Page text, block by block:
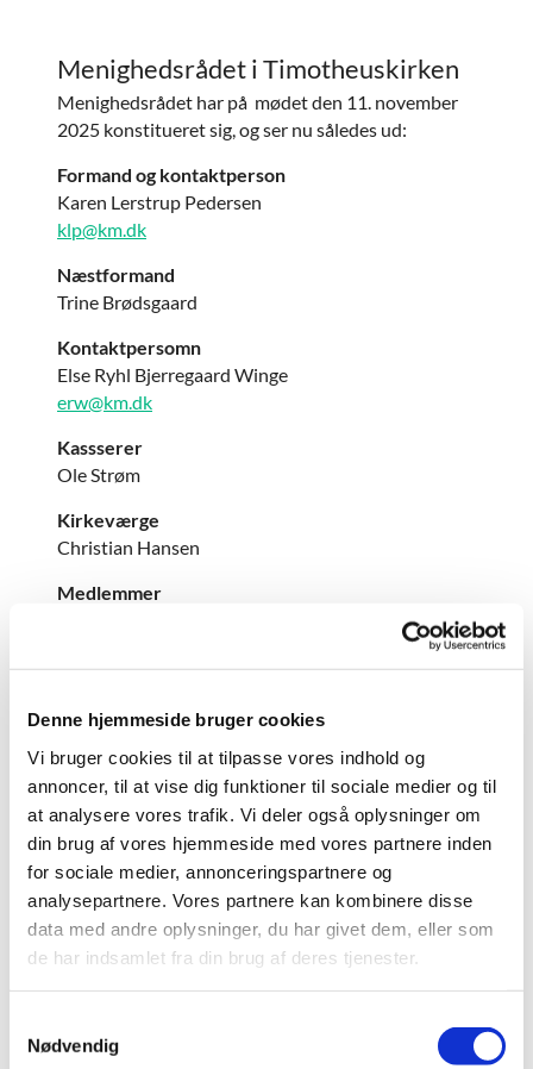
Denne hjemmeside bruger cookies
Vi bruger cookies til at tilpasse vores indhold og
annoncer, til at vise dig funktioner til sociale medier og til
at analysere vores trafik. Vi deler også oplysninger om
din brug af vores hjemmeside med vores partnere inden
for sociale medier, annonceringspartnere og
analysepartnere. Vores partnere kan kombinere disse
data med andre oplysninger, du har givet dem, eller som
de har indsamlet fra din brug af deres tjenester.
Nødvendig
Menighedsrådet i Timotheuskirken
Menighedsrådet har på mødet den 11. november
2025 konstitueret sig, og ser nu således ud:
Formand og kontaktperson
Karen Lerstrup Pedersen
klp@km.dk
Næstformand
Trine Brødsgaard
Kontaktpersomn
Else Ryhl Bjerregaard Winge
erw@km.dk
Kassserer
Ole Strøm
Kirkeværge
Christian Hansen
Medlemmer
Kate Sørensen
Lauge Frandsen (orlov)
Morten Winge
Lone Lykkeboe (medlem i Lauges orlovsperiode)
Stedfortrædere:
Ida Heldgaard Rosenstand
Mette Gry Münchow
Birgit Lerstrup
Troels Laurell
Grethe Ørsted
Jesper Engholm